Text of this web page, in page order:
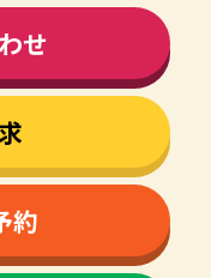
せ
約